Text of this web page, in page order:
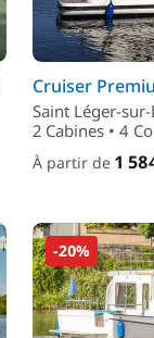
Cruiser
Saint Léger-
2 Cabines • 4
À partir de 1
-20%